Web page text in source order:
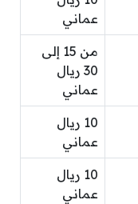
عماني
من 15 إلى
30 ريال
عماني
10 ريال
عماني
10 ريال
عماني